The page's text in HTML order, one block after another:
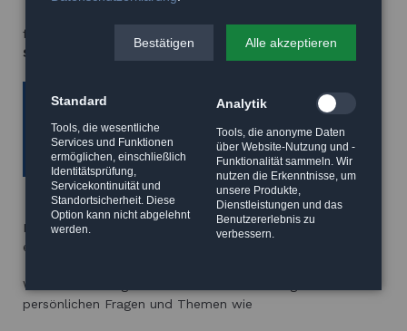
für unsere
Steuerfachwirte.
Dienstag: 13:00–16:00
Mittwoch: Keine Sprechzeiten
Donnerstag: 09:00–16:00
Freitag: 09:00–13:00
Nutzen Sie unser Kontaktformular oder rufen Sie uns
einfach an!
Wir beraten Sie gern unverbindlich zu Ihren ganz
persönlichen Fragen und Themen wie
Bestätigen Alle akzeptieren
Standard
Tools, die wesentliche
Services und Funktionen
ermöglichen, einschließlich
Identitätsprüfung,
Servicekontinuität und
Standortsicherheit. Diese
Option kann nicht abgelehnt
werden.
Analytik
Tools, die anonyme Daten
über Website-Nutzung und -
Funktionalität sammeln. Wir
nutzen die Erkenntnisse, um
unsere Produkte,
Dienstleistungen und das
Benutzererlebnis zu
verbessern.